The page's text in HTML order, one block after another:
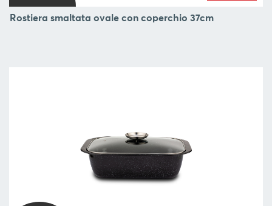
Rostiera smaltata ovale con coperchio 37cm